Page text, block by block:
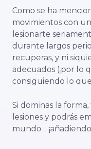
Como se ha
movimientos con
lesionarte
durante largos
recuperas, y ni
adecuados (¡por lo
consiguiendo lo
Si dominas la
lesiones y podrás
mundo…